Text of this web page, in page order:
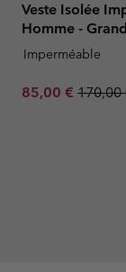
Veste Isolée
Homme -
Imperméable
Sale price:
85,00 € 170,00